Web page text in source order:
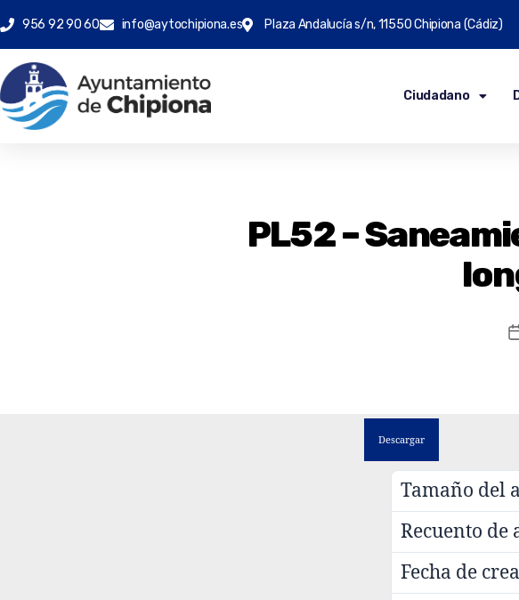
956 92 90 60 info@aytochipiona.es Plaza Andalucía s/n, 11550 Chipiona (Cádiz)
Ciudadano
PL52 –
Descargar
Tamaño del
Recuento de
Fecha de